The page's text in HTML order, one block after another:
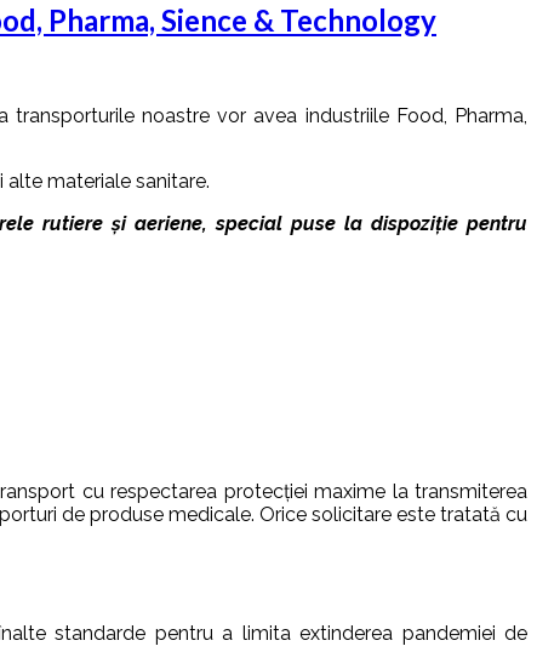
Pharma, Sience & Technology
noastre vor avea industriile Food, Pharma,
materiale sanitare.
rutiere și aeriene, special puse la dispoziție pentru
cu respectarea protecției maxime la transmiterea
de produse medicale. Orice solicitare este tratată cu
standarde pentru a limita extinderea pandemiei de